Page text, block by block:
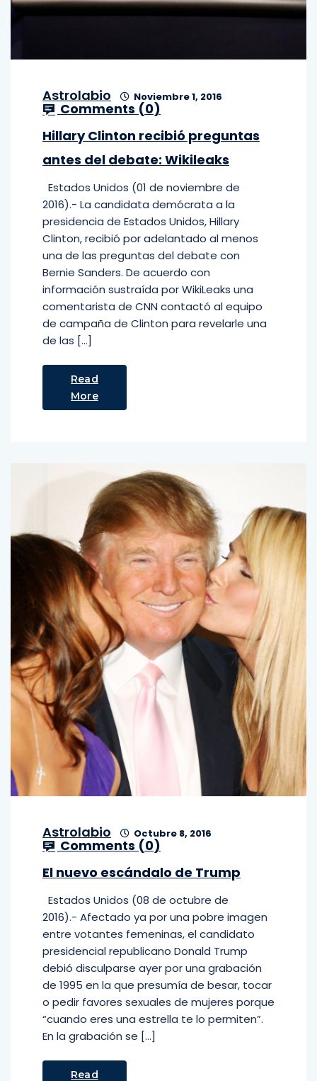
Astrolabio Noviembre 1, 2016
Comments (0)
Hillary Clinton recibió preguntas
antes del debate: Wikileaks
Estados Unidos (01 de noviembre de
2016).- La candidata demócrata a la
presidencia de Estados Unidos, Hillary
Clinton, recibió por adelantado al menos
una de las preguntas del debate con
Bernie Sanders. De acuerdo con
información sustraída por WikiLeaks una
comentarista de CNN contactó al equipo
de campaña de Clinton para revelarle una
de las […]
Read
More
Astrolabio Octubre 8, 2016
Comments (0)
El nuevo escándalo de Trump
Estados Unidos (08 de octubre de
2016).- Afectado ya por una pobre imagen
entre votantes femeninas, el candidato
presidencial republicano Donald Trump
debió disculparse ayer por una grabación
de 1995 en la que presumía de besar, tocar
o pedir favores sexuales de mujeres porque
“cuando eres una estrella te lo permiten”.
En la grabación se […]
Read